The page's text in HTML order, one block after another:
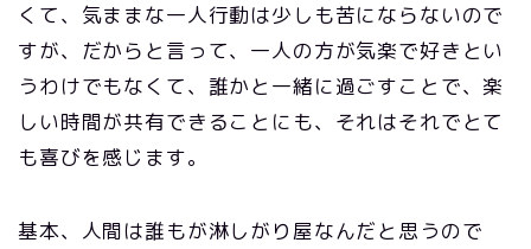
くて、気ままな一人行動は少しも苦にならないので
すが、だからと言って、一人の方が気楽で好きとい
うわけでもなくて、誰かと一緒に過ごすことで、楽
しい時間が共有できることにも、それはそれでとて
も喜びを感じます。
基本、人間は誰もが淋しがり屋なんだと思うので